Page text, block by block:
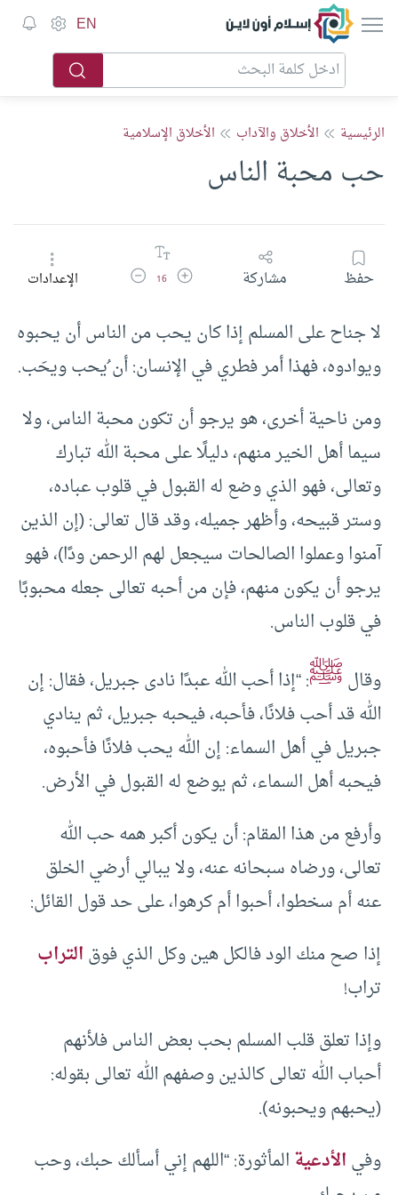
إسلام أون لاين EN
الرئيسية الأخلاق والآداب الأخلاق الإسلامية
حب محبة الناس
حفظ مشاركة زيادة حجم الخط
16 تقليل حجم الخطالإعدادات
لا جناح على المسلم إذا كان يحب من الناس أن يحبوه
ويوادوه، فهذا أمر فطري في الإنسان: أن ُيحب ويحَب.
ومن ناحية أخرى، هو يرجو أن تكون محبة الناس، ولا
سيما أهل الخير منهم، دليلًا على محبة الله تبارك
وتعالى، فهو الذي وضع له القبول في قلوب عباده،
وستر قبيحه، وأظهر جميله، وقد قال تعالى: (إن الذين
آمنوا وعملوا الصالحات سيجعل لهم الرحمن ودًا)، فهو
يرجو أن يكون منهم، فإن من أحبه تعالى جعله محبوبًا
في قلوب الناس.
وقالﷺ: “إذا أحب الله عبدًا نادى جبريل، فقال: إن
الله قد أحب فلانًا، فأحبه، فيحبه جبريل، ثم ينادي
جبريل في أهل السماء: إن الله يحب فلانًا فأحبوه،
فيحبه أهل السماء، ثم يوضع له القبول في الأرض.
وأرفع من هذا المقام: أن يكون أكبر همه حب الله
تعالى، ورضاه سبحانه عنه، ولا يبالي أرضي الخلق
عنه أم سخطوا، أحبوا أم كرهوا، على حد قول القائل:
إذا صح منك الود فالكل هين وكل الذي فوقالتراب
تراب!
وإذا تعلق قلب المسلم بحب بعض الناس فلأنهم
أحباب الله تعالى كالذين وصفهم الله تعالى بقوله:
(يحبهم ويحبونه).
وفيالأدعيةالمأثورة: “اللهم إني أسألك حبك، وحب